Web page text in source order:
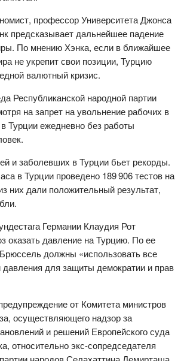
профессор Университета Джонса
предсказывает дальнейшее падение
По мнению Хэнка, если в ближайшее
не укрепит свои позиции, Турцию
валютный кризис.
Республиканской народной партии
на запрет на увольнение рабочих в
Турции ежедневно без работы
и заболевших в Турции бьет рекорды.
в Турции проведено 189 906 тестов на
них дали положительный результат,
Германии Клаудия Рот
оказать давление на Турцию. По ее
должны «использовать все
для защиты демократии и прав
от Комитета министров
осуществляющего надзор за
и решений Европейского суда
относительно экс-сопредседателя